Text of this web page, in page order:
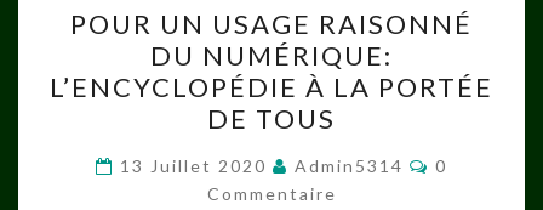
UN
USAGE
RAISONNÉ
DU
NUMÉRIQUE:
L’ENCYCLOPÉDIE
POUR UN USAGE RAISONNÉ
DU NUMÉRIQUE:
L’ENCYCLOPÉDIE À LA PORTÉE
DE TOUS
13 Juillet 2020 Admin5314
0
Commentaire